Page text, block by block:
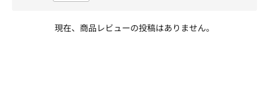
現在、商品レビューの投稿はありません。